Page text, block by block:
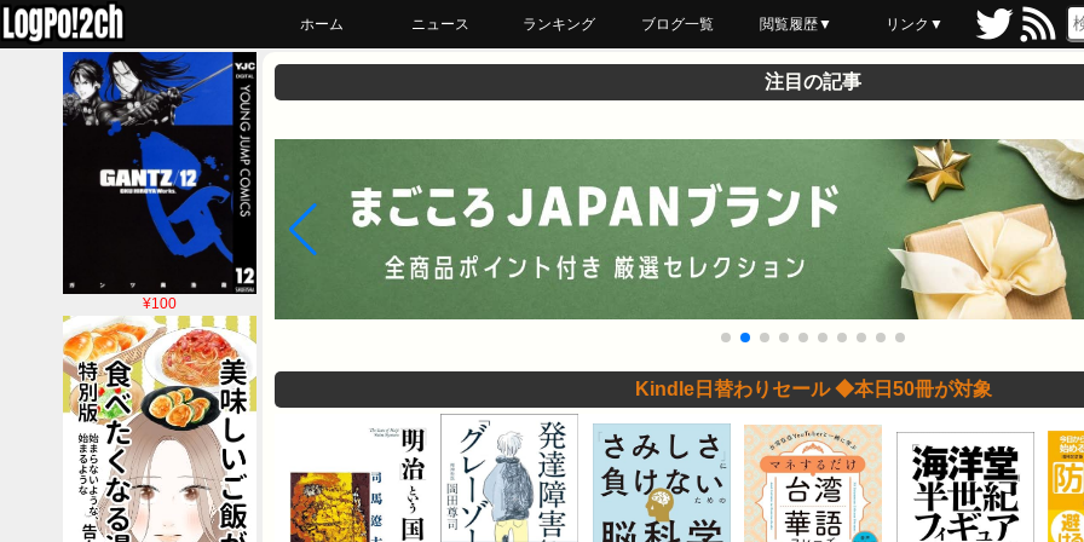
ホーム ニュース ランキング ブログ一覧 閲覧履歴▼
最近読んだ
あとで読む
ブックマーク
リンク▼
¥100
注目の記事
Kindle日替わりセール ◆本日50冊が対象